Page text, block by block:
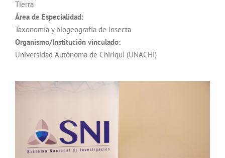
Tierra
Área de Especialidad:
Taxonomía y biogeografía de insecta
Organismo/Institución vinculado:
Universidad Autónoma de Chiriquí (UNACHI)